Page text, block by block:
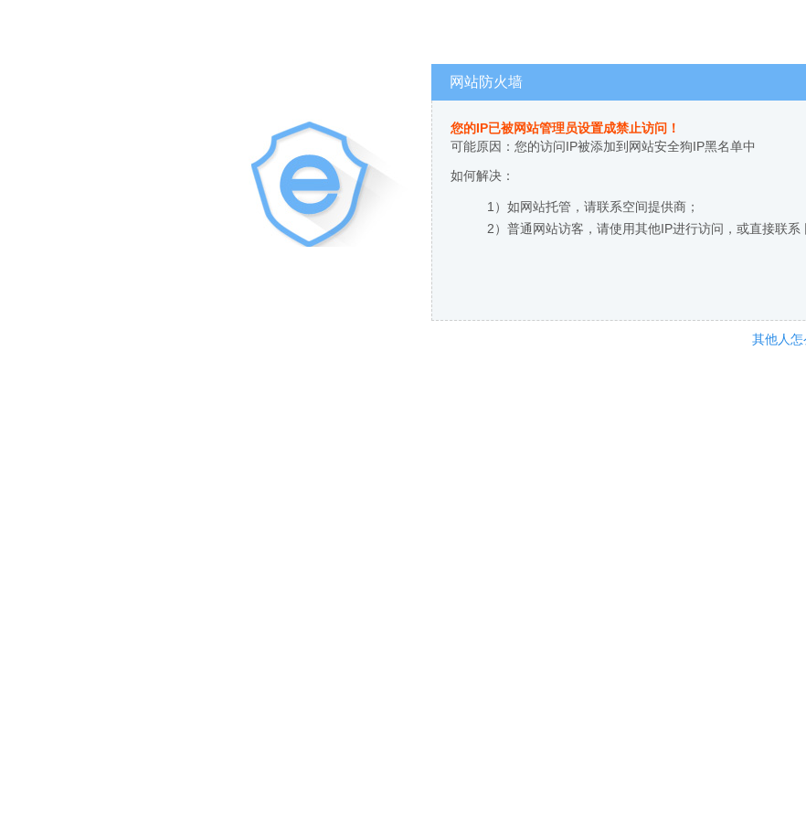
网站防火墙
您的IP已被网站管理员设置成禁止访问！
可能原因：您的访问IP被添加到网站安全狗IP黑名单中
如何解决：
1）如网站托管，请联系空间提供商；
2）普通网站访客，请使用其他IP进行访问，或直接联系
其他人怎